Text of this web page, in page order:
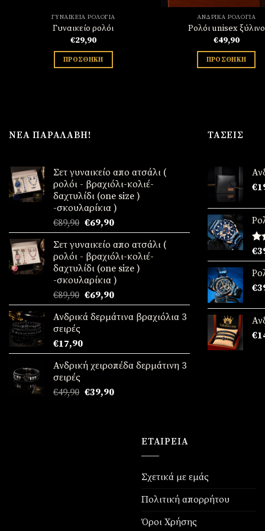
ΓΥΝΑΙΚΕΊΑ ΡΟΛΌΓΙΑ
Γυναικείο ρολόι
€29,90
ΠΡΟΣΘΉΚΗ
ΑΝΔΡΙΚΆ ΡΟΛΌΓΙΑ
Ρολόι unisex ξύλινο
€49,90
ΠΡΟΣΘΉΚΗ
ΝΈΑ ΠΑΡΑΛΑΒΉ!
Σετ γυναικείο απο ατσάλι (
ρολόι - βραχιόλι-κολιέ-
δαχτυλίδι (one size )
-σκουλαρίκια )
€89,90 Original
price
was:
€89,90.
€69,90Η
τρέχουσα
τιμή
είναι:
€69,90.
Σετ γυναικείο απο ατσάλι (
ρολόι - βραχιόλι-κολιέ-
δαχτυλίδι (one size )
-σκουλαρίκια )
€89,90 Original
price
was:
€69,90Η
τρέχουσα
τιμή
Ανδρικά δερμάτινα βραχιόλια 3
σειρές
€17,90
Ανδρική χειροπέδα δερμάτινη 3
σειρές
€49,90 Original
€39,90Η
€39,90.
ΤΆΣΕΙΣ
€
€
€
€
ΕΤΑΙΡΕΊΑ
Σχετικά με εμάς
Πολιτική απορρήτου
Όροι Χρήσης